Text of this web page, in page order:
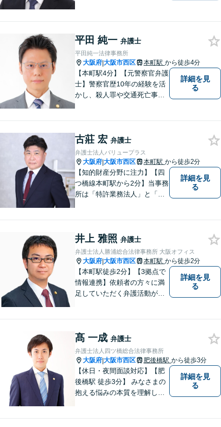
い！
平田 純一 弁護士
平田純一法律事務所
大阪府|大阪市西区 本町駅 から徒歩4分
【本町駅4分】【元警察官弁護
士】警察官歴10年の経験を活
かし、殺人罪や交通死亡事故
す。男女問題や労働問題な
ど、多岐に渡る分野に力を注
いでおります。ぜひお気軽に
ご相談ください。
詳細を見
る
古莊 宏 弁護士
弁護士法人バリュープラス
大阪府|大阪市西区 本町駅 から徒歩2分
【知的財産分野に注力】【四
つ橋線本町駅から2分】当事務
所は「特許業務法人」と「弁
ュニケーション」を大切に
し、喜んで頂けるサービスを
提供いたします【法テラス利
用可】
詳細を見
る
井上 雅照 弁護士
弁護士法人勝浦総合法律事務所 大阪オフィス
大阪府|大阪市西区 本町駅 から徒歩2分
【本町駅徒歩2分】【3拠点で
情報連携】依頼者の方々に満
足していただく弁護活動がモ
す。お細いごとがあればまず
はご相談ください！【初回相
談無料】
詳細を見
る
髙 一成 弁護士
弁護士法人四ツ橋総合法律事務所
大阪府|大阪市西区 肥後橋駅 から徒歩3分
【休日・夜間面談対応】【肥
後橋駅 徒歩3分】 みなさまの
抱える悩みの本質を理解し解
詳細を見
る